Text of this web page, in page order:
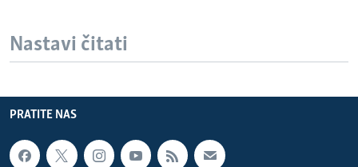
Nastavi čitati
PRATITE NAS